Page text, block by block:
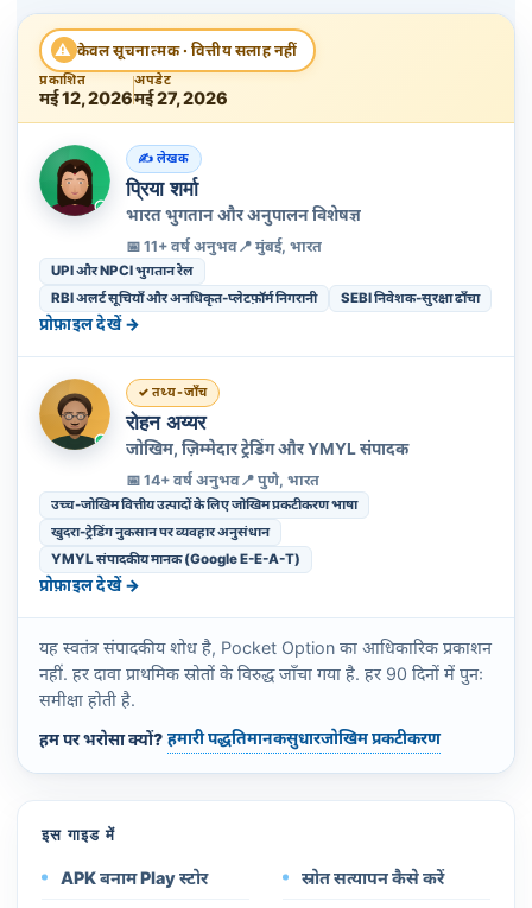
⚠ केवल सूचनात्मक · वित्तीय सलाह नहीं
प्रकाशित
मई 12, 2026
अपडेट
मई 27, 2026
लेखक
प्रिया शर्मा
भारत भुगतान और अनुपालन विशेषज्ञ
📅 11+ वर्ष अनुभव📍 मुंबई, भारत
UPI और NPCI भुगतान रेल
RBI अलर्ट सूचियाँ और अनधिकृत-प्लेटफ़ॉर्म निगरानी
SEBI निवेशक-सुरक्षा ढाँचा
प्रोफ़ाइल देखें →
तथ्य-जाँच
रोहन अय्यर
जोखिम, ज़िम्मेदार ट्रेडिंग और YMYL संपादक
📅 14+ वर्ष अनुभव📍 पुणे, भारत
उच्च-जोखिम वित्तीय उत्पादों के लिए जोखिम प्रकटीकरण भाषा
खुदरा-ट्रेडिंग नुकसान पर व्यवहार अनुसंधान
YMYL संपादकीय मानक (Google E-E-A-T)
प्रोफ़ाइल देखें →
यह स्वतंत्र संपादकीय शोध है, Pocket Option का आधिकारिक प्रकाशन
नहीं. हर दावा प्राथमिक स्रोतों के विरुद्ध जाँचा गया है. हर 90 दिनों में पुनः
समीक्षा होती है.
हम पर भरोसा क्यों? हमारी पद्धतिमानकसुधारजोखिम प्रकटीकरण
इस गाइड में
APK बनाम Play स्टोर स्रोत सत्यापन कैसे करें